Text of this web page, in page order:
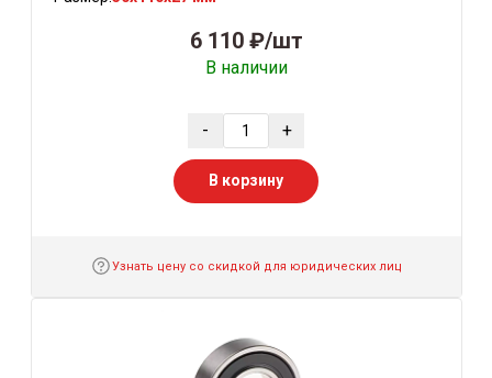
6 110 ₽/шт
В наличии
- +
В корзину
Узнать цену со скидкой для юридических лиц